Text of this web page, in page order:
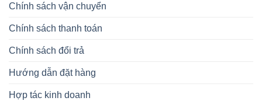
Chính sách vận chuyển
Chính sách thanh toán
Chính sách đổi trả
Hướng dẫn đặt hàng
Hợp tác kinh doanh